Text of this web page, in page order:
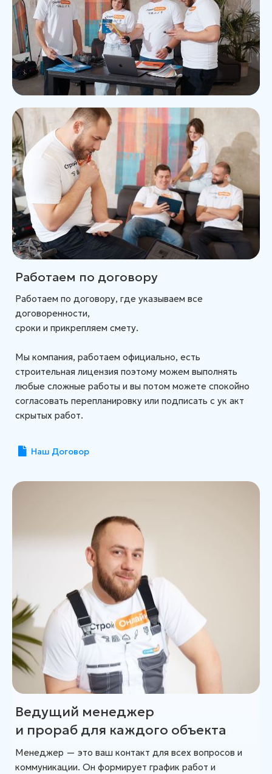
Работаем по договору
Работаем по договору, где указываем все
договоренности,
сроки и прикрепляем смету.
Мы компания, работаем официально, есть
строительная лицензия поэтому можем выполнять
любые сложные работы и вы потом можете спокойно
согласовать перепланировку или подписать с ук акт
скрытых работ.
Наш Договор
Ведущий менеджер
и прораб для каждого объекта
Менеджер — это ваш контакт для всех вопросов и
коммуникации. Он формирует график работ и